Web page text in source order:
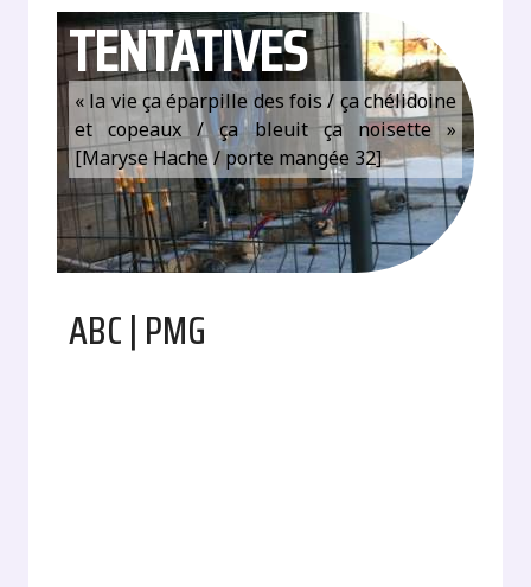
TENTATIVES
« la vie ça éparpille des fois / ça chélidoine
et copeaux / ça bleuit ça noisette »
[Maryse Hache / porte mangée 32]
ABC | PMG